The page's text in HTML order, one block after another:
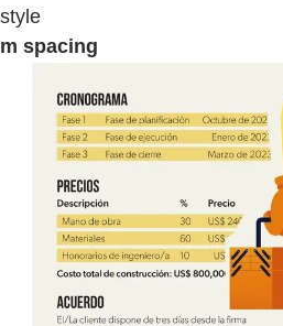
style
m spacing